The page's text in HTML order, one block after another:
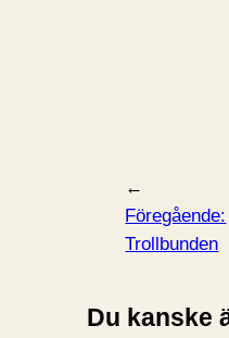
←
Föregående:
Trollbunden
Du kanske